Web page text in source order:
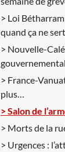
Loi Bétharram
quand ça ne
Nouvelle-
gouvernemental
France-
plus…
Salon de
Morts de la
Urgences :